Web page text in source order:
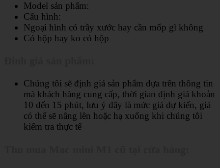
Model sản phẩm:
Cấu hình:
Ngoại hình có trầy xước hay cần mốp gì không
Có hộp hay ko có hộp
Chúng tôi sẽ định giá sản phẩm dựa trên thông tin
mà khách hàng cung cấp, thời gian định giá khoản
10 đến 15 phút, lưu ý đây là mức giá dự kiến, giá
có thể sẽ nâng lên hoặc hạ xuống khi chúng tôi
kiểm tra thực tế